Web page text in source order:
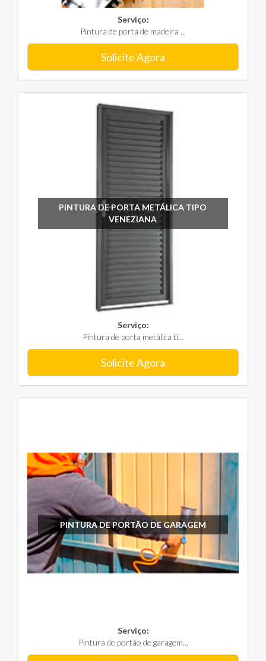
Serviço:
Pintura de porta de madeira ...
Solicite Agora
PINTURA DE PORTA METÁLICA TIPO
VENEZIANA
Serviço:
Pintura de porta metálica ti...
Solicite Agora
PINTURA DE PORTÃO DE GARAGEM
Serviço:
Pintura de portão de garagem...